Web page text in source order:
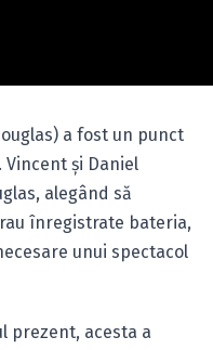
a fost un punct
şi Daniel
alegând să
înregistrate bateria,
unui spectacol
prezent, acesta a